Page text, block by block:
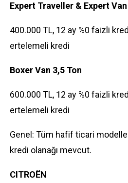
Expert Traveller & Expert Van
400.000 TL, 12 ay %0 faizli
ertelemeli kredi
Boxer Van 3,5 Ton
600.000 TL, 12 ay %0 faizli
ertelemeli kredi
Genel: Tüm hafif ticari
kredi olanağı mevcut.
CITROËN